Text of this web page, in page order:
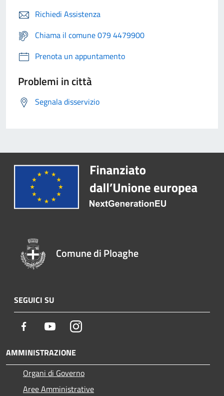
Richiedi Assistenza
Chiama il comune 079 4479900
Prenota un appuntamento
Problemi in città
Segnala disservizio
Comune di Ploaghe
SEGUICI SU
Facebook YoutubeInstagram
AMMINISTRAZIONE
Organi di Governo
Aree Amministrative